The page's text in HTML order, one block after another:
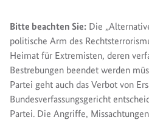
Bitte beachten Sie: Die
politische Arm des
Heimat für Extremisten, deren
Bestrebungen beendet werden
Partei geht auch das Verbot von
Bundesverfassungsgericht
Partei. Die Angriffe,